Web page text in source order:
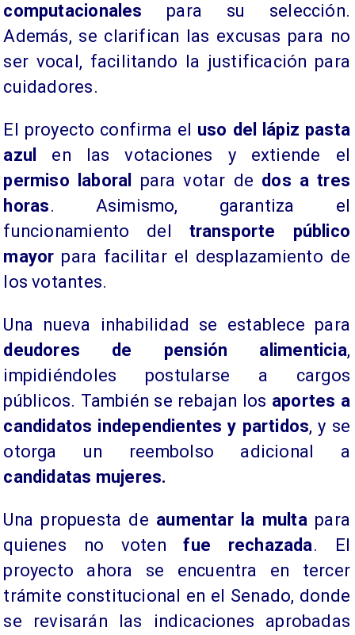
computacionales para su selección.
Además, se clarifican las excusas para no
ser vocal, facilitando la justificación para
cuidadores.
El proyecto confirma el uso del lápiz pasta
azul
en las votaciones y extiende el
permiso laboral para votar de dos a tres
horas. Asimismo, garantiza el
funcionamiento del transporte público
mayor para facilitar el desplazamiento de
los votantes.
Una nueva inhabilidad se establece para
deudores de pensión alimenticia,
impidiéndoles postularse a cargos
públicos. También se rebajan los aportes a
candidatos independientes y partidos, y se
otorga un reembolso adicional a
candidatas mujeres.
Una propuesta de aumentar la multa para
quienes no votenfue rechazada. El
proyecto ahora se encuentra en tercer
trámite constitucional en el Senado, donde
se revisarán las indicaciones aprobadas